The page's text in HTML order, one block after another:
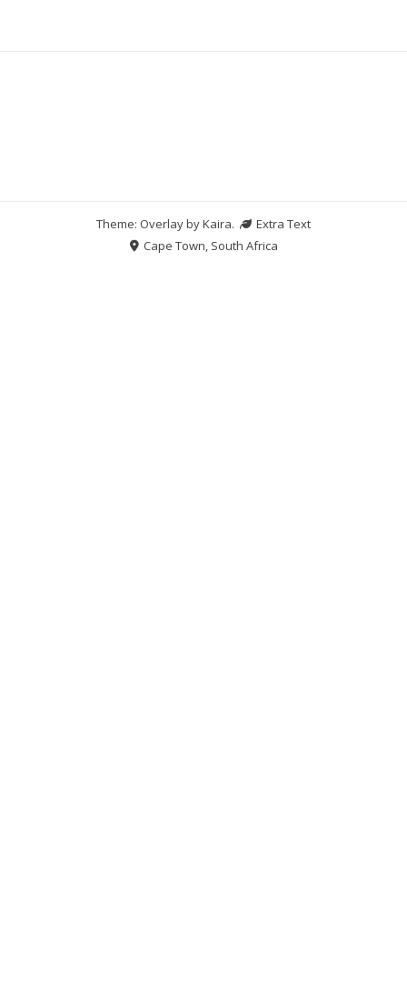
Theme: Overlay byKaira.
Extra Text
Cape Town, South Africa